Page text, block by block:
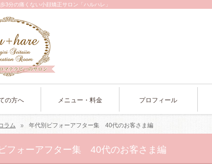
3分の痛くない小顔矯正サロン「ハルハレ」
の方へ メニュー・料金 プロフィール
ラム 年代別ビフォーアフター集 40代のお客さま編
フォーアフター集 40代のお客さま編